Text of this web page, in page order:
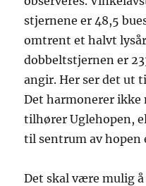
stjernene er 48,5
omtrent et halvt
dobbeltstjernen er
angir. Her ser det ut
Det harmonerer ikke
tilhører Uglehopen,
til sentrum av hopen
Det skal være mulig